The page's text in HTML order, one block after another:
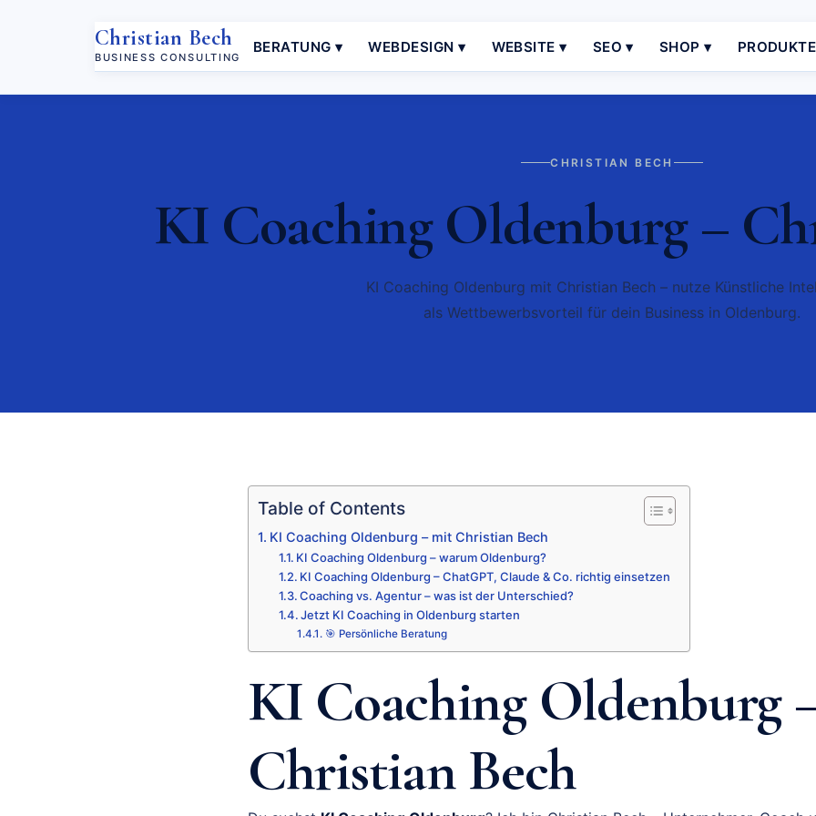
Christian Bech
BUSINESS CONSULTING
BERATUNG ▾ WEBDESIGN ▾ WEBSITE ▾ SEO ▾ SHOP ▾ PRODUKTE
CHRISTIAN BECH
KI Coaching Oldenburg –
KI Coaching Oldenburg mit Christian Bech – nutze Künstliche
als Wettbewerbsvorteil für dein Business in Oldenburg.
Table of Contents
KI Coaching Oldenburg – mit Christian Bech
KI Coaching Oldenburg – warum Oldenburg?
KI Coaching Oldenburg – ChatGPT, Claude & Co. richtig einsetzen
Coaching vs. Agentur – was ist der Unterschied?
Jetzt KI Coaching in Oldenburg starten
🎯 Persönliche Beratung
KI Coaching Oldenburg
Christian Bech